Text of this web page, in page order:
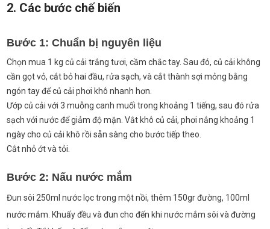
2. Các bước chế biến
Bước 1: Chuẩn bị nguyên liệu
Chọn mua 1 kg củ cải trắng tươi, cầm chắc tay. Sau đó, củ cải không
cần gọt vỏ, cắt bỏ hai đầu, rửa sạch, và cắt thành sợi mỏng bằng
ngón tay để củ cải phơi khô nhanh hơn.
Ướp củ cải với 3 muỗng canh muối trong khoảng 1 tiếng, sau đó rửa
sạch với nước để giảm độ mặn. Vắt khô củ cải, phơi nắng khoảng 1
ngày cho củ cải khô rồi sẵn sàng cho bước tiếp theo.
Cắt nhỏ ớt và tỏi.
Bước 2: Nấu nước mắm
Đun sôi 250ml nước lọc trong một nồi, thêm 150gr đường, 100ml
nước mắm. Khuấy đều và đun cho đến khi nước mắm sôi và đường